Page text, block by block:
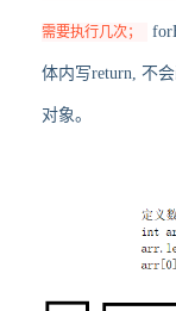
需要执行几次；
体内写return, 不
对象。